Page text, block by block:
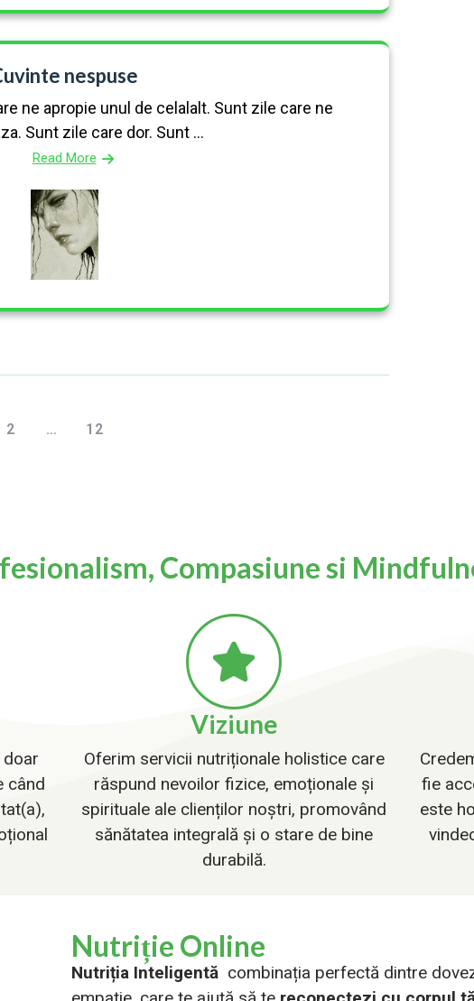
nespuse
ne apropie unul de celalalt. Sunt zile care ne
Sunt zile care dor. Sunt ...
Read More
2 … 12
Compasiune si
când
Viziune
Oferim servicii nutriționale holistice care
răspund nevoilor fizice, emoționale și
spirituale ale clienților noștri, promovând
sănătatea integrală și o stare de bine
durabilă.
fie
este
Nutriție Online
Nutriția Inteligentă combinația perfectă dintre